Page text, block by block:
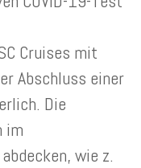
Cruises mit
Abschluss einer
Die
im
wie z.